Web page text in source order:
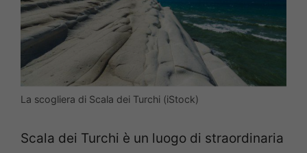
La scogliera di Scala dei Turchi (iStock)
Scala dei Turchi è un luogo di straordinaria